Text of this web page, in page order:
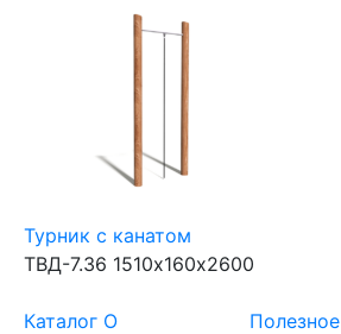
Турник с канатом
ТВД-7.36 1510х160х2600
Каталог О Полезное